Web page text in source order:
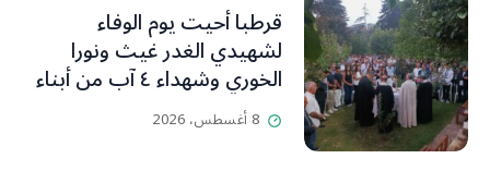
قرطبا أحيت يوم الوفاء
لشهيدي الغدر غيث ونورا
الخوري وشهداء ٤ آب من أبناء
البلدة.. كارين الخوري افرام: لقد
كان بيتنا، بوجود والدي، ينبض
8 أغسطس، 2026